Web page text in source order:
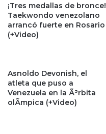
¡Tres medallas de bronce!
Taekwondo venezolano
arrancó fuerte en Rosario
(+Video)
Asnoldo Devonish, el
atleta que puso a
Venezuela en la Ã³rbita
olÃ­mpica (+Video)